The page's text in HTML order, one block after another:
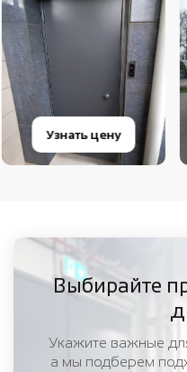
Узнать цену
Выбирайте
Укажите важные
а мы подберем